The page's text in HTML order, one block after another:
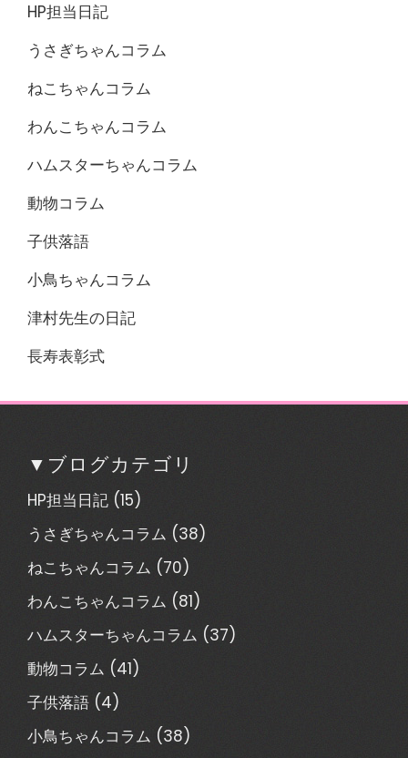
HP担当日記
うさぎちゃんコラム
ねこちゃんコラム
わんこちゃんコラム
ハムスターちゃんコラム
動物コラム
子供落語
小鳥ちゃんコラム
津村先生の日記
長寿表彰式
▼ブログカテゴリ
HP担当日記 (15)
うさぎちゃんコラム (38)
ねこちゃんコラム (70)
わんこちゃんコラム (81)
ハムスターちゃんコラム (37)
動物コラム (41)
子供落語 (4)
小鳥ちゃんコラム (38)